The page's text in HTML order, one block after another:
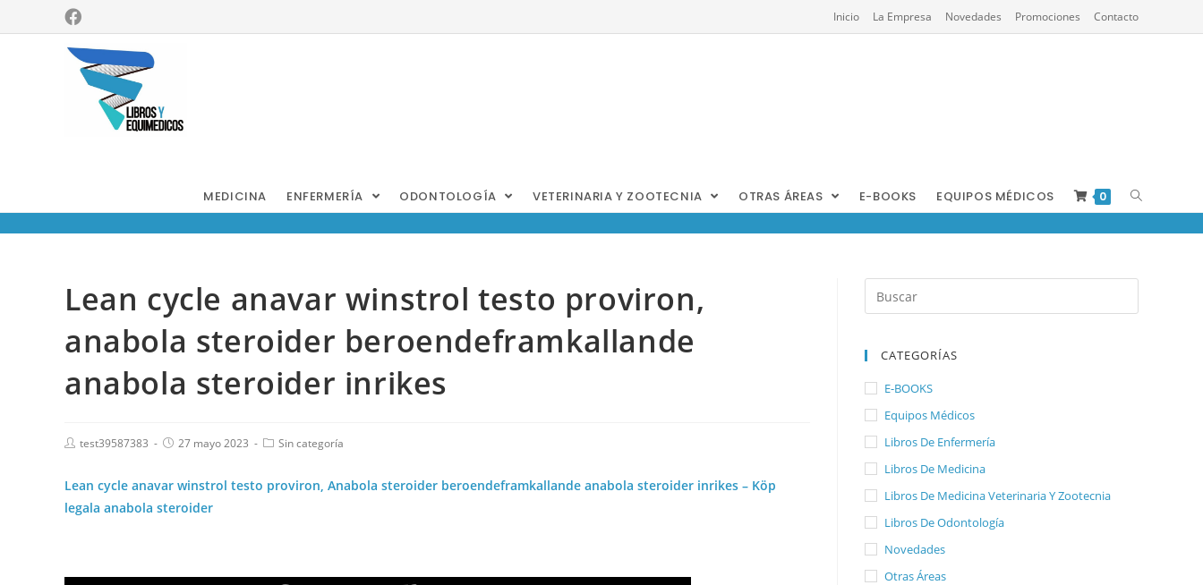
Inicio La Empresa Novedades Promociones Contacto
MEDICINA ENFERMERÍA ODONTOLOGÍA VETERINARIA Y ZOOTECNIA OTRAS ÁREAS E-BOOKS EQUIPOS MÉDICOS 0
Lean cycle anavar winstrol testo proviron,
anabola steroider beroendeframkallande
anabola steroider inrikes
test39587383 27 mayo 2023 Sin categoría
Lean cycle anavar winstrol testo proviron, Anabola steroider beroendeframkallande anabola steroider inrikes – Köp
legala anabola steroider
CATEGORÍAS
E-BOOKS
Equipos Médicos
Libros De Enfermería
Libros De Medicina
Libros De Medicina Veterinaria Y Zootecnia
Libros De Odontología
Novedades
Otras Áreas